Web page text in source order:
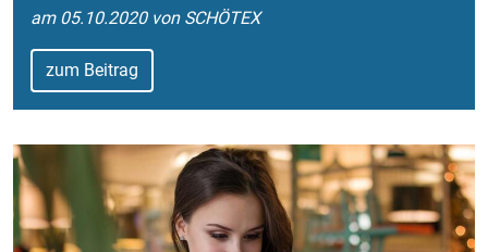
am 05.10.2020 von SCHÖTEX
zum Beitrag